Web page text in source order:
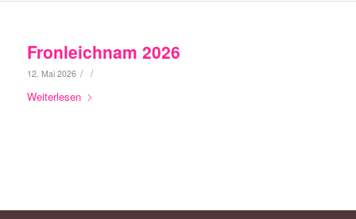
Fronleichnam 2026
12. Mai 2026 / /
Weiterlesen